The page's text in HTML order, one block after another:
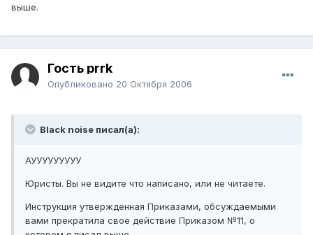
выше.
Гость prrk
Опубликовано 20 Октября 2006
Black noise писал(а):
АУУУУУУУУУ
Юристы. Вы не видите что написано, или не читаете.
Инструкция утвержденная Приказами, обсуждаемыми
вами прекратила свое действие Приказом №11, о